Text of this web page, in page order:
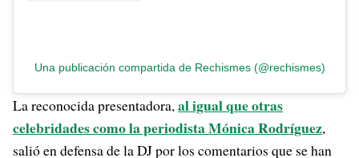
Una publicación compartida de Rechismes (@rechismes)
La reconocida presentadora,al igual que otras
celebridades como la periodista Mónica Rodríguez,
salió en defensa de la DJ por los comentarios que se han